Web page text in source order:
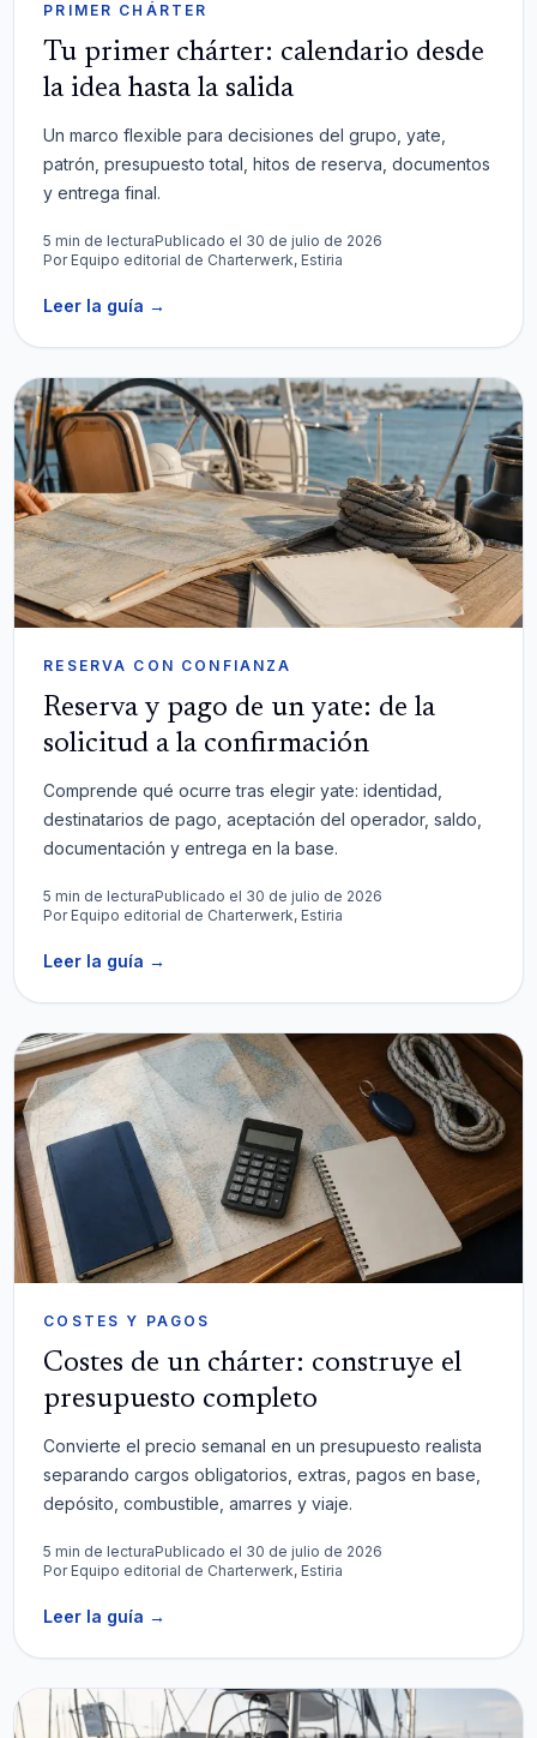
PRIMER CHÁRTER
Tu primer chárter: calendario desde
la idea hasta la salida
Un marco flexible para decisiones del grupo, yate,
patrón, presupuesto total, hitos de reserva, documentos
y entrega final.
5 min de lecturaPublicado el 30 de julio de 2026
Por Equipo editorial de Charterwerk, Estiria
Leer la guía →
RESERVA CON CONFIANZA
Reserva y pago de un yate: de la
solicitud a la confirmación
Comprende qué ocurre tras elegir yate: identidad,
destinatarios de pago, aceptación del operador, saldo,
documentación y entrega en la base.
5 min de lecturaPublicado el 30 de julio de 2026
Por Equipo editorial de Charterwerk, Estiria
Leer la guía →
COSTES Y PAGOS
Costes de un chárter: construye el
presupuesto completo
Convierte el precio semanal en un presupuesto realista
separando cargos obligatorios, extras, pagos en base,
depósito, combustible, amarres y viaje.
5 min de lecturaPublicado el 30 de julio de 2026
Por Equipo editorial de Charterwerk, Estiria
Leer la guía →